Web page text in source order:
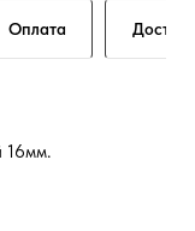
Оплата
16мм.